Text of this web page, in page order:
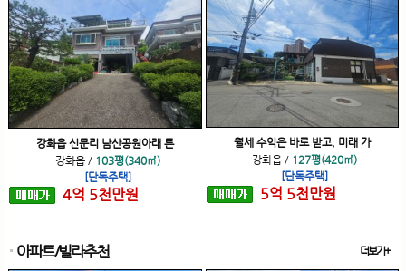
강화읍 신문리 남산공원아래 튼
강화읍/ 103평(340㎡)
[단독주택]
4억 5천만원
월세 수익은 바로 받고, 미래 가
강화읍 / 127평(420㎡)
[단독주택]
5억 5천만원
아파트/빌라추천 더보기+